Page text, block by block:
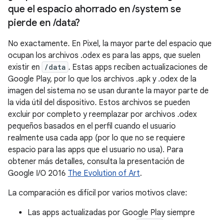
que el espacio ahorrado en/system se
pierde en /data?
No exactamente. En Pixel, la mayor parte del espacio que
ocupan los archivos .odex es para las apps, que suelen
existir en
/data . Estas apps reciben actualizaciones de
Google Play, por lo que los archivos .apk y .odex de la
imagen del sistema no se usan durante la mayor parte de
la vida útil del dispositivo. Estos archivos se pueden
excluir por completo y reemplazar por archivos .odex
pequeños basados en el perfil cuando el usuario
realmente usa cada app (por lo que no se requiere
espacio para las apps que el usuario no usa). Para
obtener más detalles, consulta la presentación de
Google I/O 2016 The Evolution of Art.
La comparación es difícil por varios motivos clave:
Las apps actualizadas por Google Play siempre